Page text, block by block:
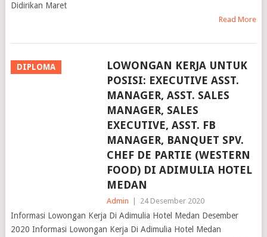
Didirikan Maret
Read More
DIPLOMA
LOWONGAN KERJA UNTUK
POSISI: EXECUTIVE ASST.
MANAGER, ASST. SALES
MANAGER, SALES
EXECUTIVE, ASST. FB
MANAGER, BANQUET SPV.
CHEF DE PARTIE (WESTERN
FOOD) DI ADIMULIA HOTEL
MEDAN
Admin 24 Desember 2020
Informasi Lowongan Kerja Di Adimulia Hotel Medan Desember
2020 Informasi Lowongan Kerja Di Adimulia Hotel Medan